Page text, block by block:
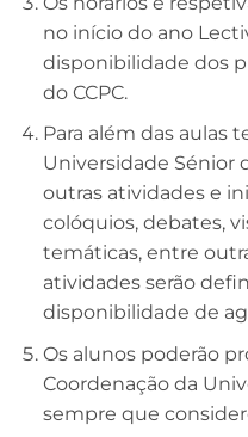
no início do ano
disponibilidade dos
do CCPC.
Para além das aulas
Universidade Sénior
outras atividades e
colóquios, debates,
temáticas, entre
atividades serão
disponibilidade de
Os alunos poderão
Coordenação da
sempre que